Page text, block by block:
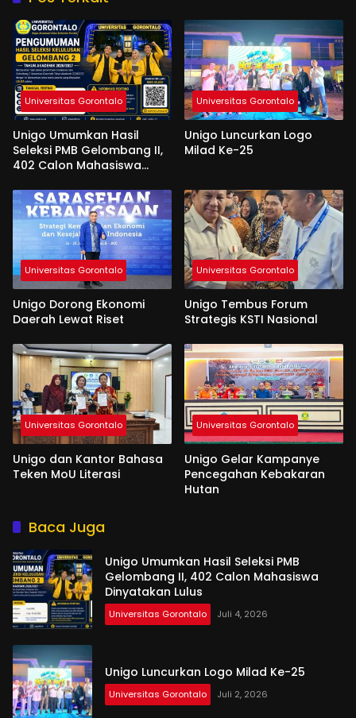
Universitas Gorontalo
Unigo Umumkan Hasil
Seleksi PMB Gelombang II,
402 Calon Mahasiswa
Universitas Gorontalo
Unigo Luncurkan Logo
Milad Ke-25
Universitas Gorontalo
Unigo Dorong Ekonomi
Daerah Lewat Riset
Universitas Gorontalo
Unigo Tembus Forum
Strategis KSTI Nasional
Universitas Gorontalo
Unigo dan Kantor Bahasa
Teken MoU Literasi
Universitas Gorontalo
Unigo Gelar Kampanye
Pencegahan Kebakaran
Hutan
Baca Juga
Unigo Umumkan Hasil Seleksi PMB
Gelombang II, 402 Calon Mahasiswa
Dinyatakan Lulus
Universitas Gorontalo Juli 4, 2026
Unigo Luncurkan Logo Milad Ke-25
Universitas Gorontalo Juli 2, 2026